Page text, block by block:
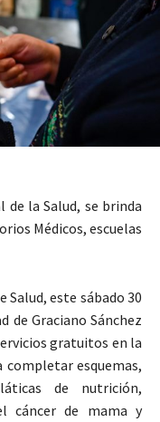
de la Salud, se brinda
Médicos, escuelas
Salud, este sábado 30
de Graciano Sánchez
gratuitos en la
completar esquemas,
de nutrición,
cáncer de mama y